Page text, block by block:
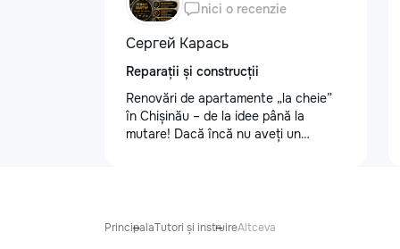
nici o recenzie
Сергей Карась
Reparații și construcții
Renovări de apartamente „la cheie”
în Chișinău – de la idee până la
mutare! Dacă încă nu aveți un
bugetului dumneavoastră. Contract +
PrincipalaTutori și instruireAltceva